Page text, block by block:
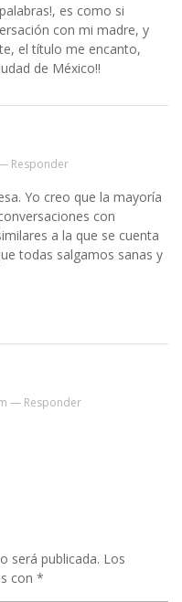
es como si
con mi madre, y
el título me encanto,
de México!!
Responder
Yo creo que la mayoría
con
a la que se cuenta
todas salgamos sanas y
— Responder
será publicada. Los
con *